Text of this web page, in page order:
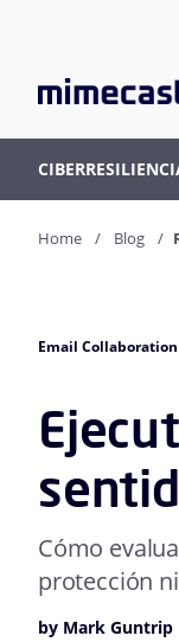
Home Blog
Email
Cómo
protección
by Mark Guntrip